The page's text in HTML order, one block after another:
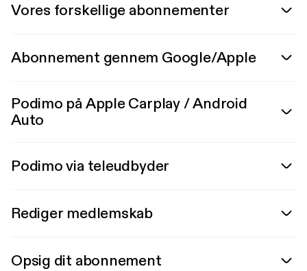
Vores forskellige abonnementer
Abonnement gennem Google/Apple
Podimo på Apple Carplay / Android
Auto
Podimo via teleudbyder
Rediger medlemskab
Opsig dit abonnement